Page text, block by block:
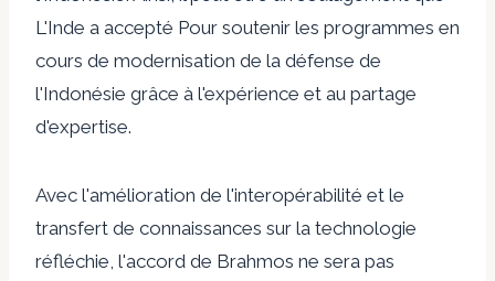
L'Inde a accepté Pour soutenir les programmes en
cours de modernisation de la défense de
l'Indonésie grâce à l'expérience et au partage
d'expertise.
Avec l'amélioration de l'interopérabilité et le
transfert de connaissances sur la technologie
réfléchie, l'accord de Brahmos ne sera pas